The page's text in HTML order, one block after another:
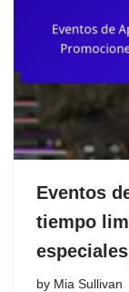
Eventos
tiempo
by Mia Sullivan